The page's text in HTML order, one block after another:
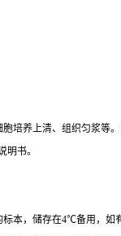
培养上清、组织匀浆等
明书。
本，储存在4℃备用，如